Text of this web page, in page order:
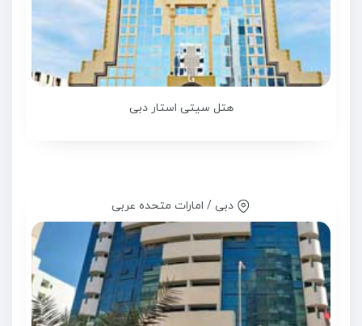
هتل سیتی استار دبی
دبی / امارات متحده عربی